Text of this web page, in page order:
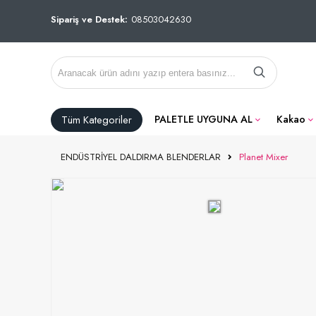
Sipariş ve Destek: 08503042630
Tüm Kategoriler PALETLE UYGUNA AL Kakao
ENDÜSTRİYEL DALDIRMA BLENDERLAR Planet Mixer